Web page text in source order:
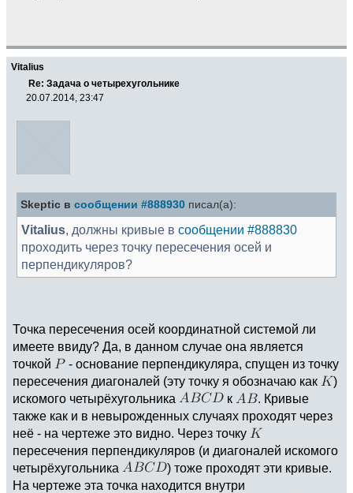
Vitalius
Re: Задача о четырехугольнике
20.07.2014, 23:47
Skeptic в сообщении #888930 писал(а):
Vitalius, должны кривые в сообщении #888830
проходить через точку пересечения осей и
перпендикуляров?
Точка пересечения осей координатной системой ли
имеете ввиду? Да, в данном случае она является
точкой
- основание перпендикуляра, спущен из точку
пересечения диагоналей (эту точку я обозначаю как
)
искомого четырёхугольника
к
. Кривые
также как и в невырожденных случаях проходят через
неё - на чертеже это видно. Через точку
пересечения перпендикуляров (и диагоналей искомого
четырёхугольника
) тоже проходят эти кривые.
На чертеже эта точка находится внутри